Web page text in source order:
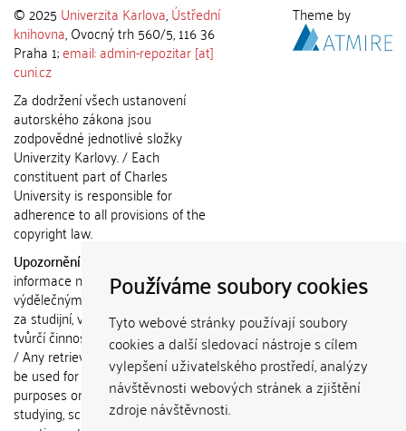
Používáme soubory cookies
Tyto webové stránky používají soubory
cookies a další sledovací nástroje s cílem
vylepšení uživatelského prostředí, analýzy
návštěvnosti webových stránek a zjištění
zdroje návštěvnosti.
© 2025 Univerzita Karlova,Ústřední
knihovna, Ovocný trh 560/5, 116 36
Praha 1;email: admin-repozitar [at]
cuni.cz
Za dodržení všech ustanovení
autorského zákona jsou
zodpovědné jednotlivé složky
Univerzity Karlovy. / Each
constituent part of Charles
University is responsible for
adherence to all provisions of the
copyright law.
Upozornění / Notice:
informace nemohou být použity k
výdělečným účelům nebo vydávány
za studijní, vědeckou nebo jinou
tvůrčí činnost jiné osoby než autora.
/ Any retrieved information shall not
be used for any commercial
purposes or claimed as results of
studying, scientific or any other
Theme by